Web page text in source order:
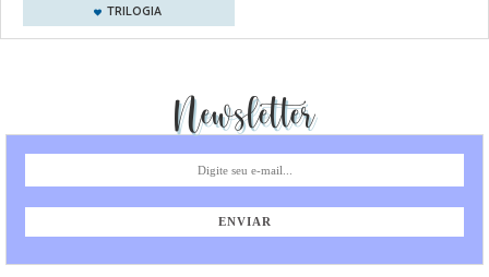
TRILOGIA
Newsletter